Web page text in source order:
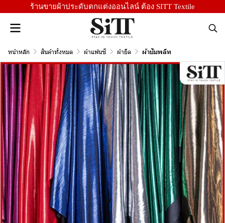
ร้านขายผ้าประดับตกแต่งออนไลน์ ต้อง SITT Textile
หน้าหลัก สินค้าทั้งหมด ผ้าแฟนซี ผ้ายืด ผ้าบั๊มพลีท